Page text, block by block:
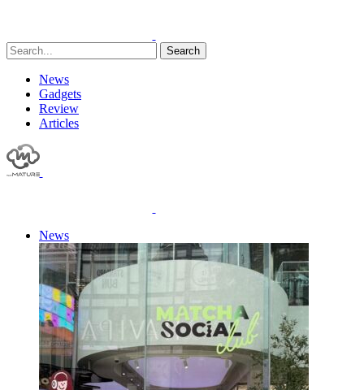
Search
News
Gadgets
Review
Articles
News